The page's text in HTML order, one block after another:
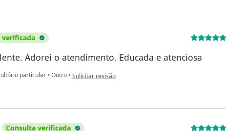
verificada
Adorei o atendimento. Educada e atenciosa
particular • Outro • na opinião do utilizador EPO
Solicitar revisão
Consulta verificada